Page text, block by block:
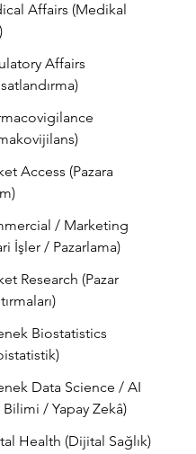
Affairs (Medikal
Affairs
Access (Pazara
/ Marketing
İşler / Pazarlama)
Research (Pazar
Biostatistics
Data Science / AI
Bilimi / Yapay Zekâ)
Health (Dijital Sağlık)